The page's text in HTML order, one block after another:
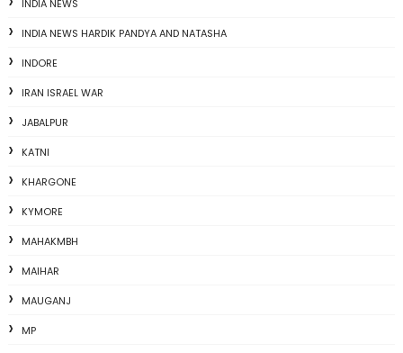
INDIA NEWS
INDIA NEWS HARDIK PANDYA AND NATASHA
INDORE
IRAN ISRAEL WAR
JABALPUR
KATNI
KHARGONE
KYMORE
MAHAKMBH
MAIHAR
MAUGANJ
MP